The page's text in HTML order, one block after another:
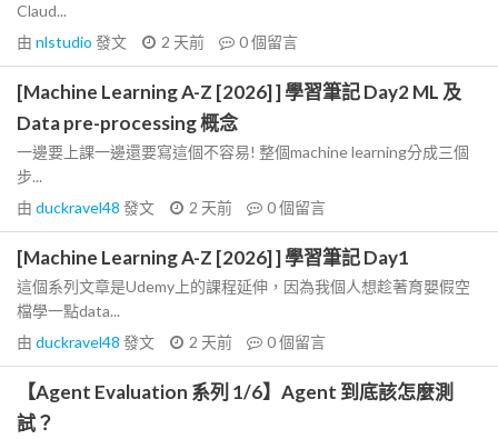
Claud...
由 nlstudio 發文 2 天前 0個留言
[Machine Learning A-Z [2026] ] 學習筆記 Day2 ML 及
Data pre-processing 概念
一邊要上課一邊還要寫這個不容易! 整個machine learning分成三個
步...
由 duckravel48 發文 2 天前 0個留言
[Machine Learning A-Z [2026] ] 學習筆記 Day1
這個系列文章是Udemy上的課程延伸，因為我個人想趁著育嬰假空
檔學一點data...
由 duckravel48 發文 2 天前 0個留言
【Agent Evaluation 系列 1/6】Agent 到底該怎麼測
試？